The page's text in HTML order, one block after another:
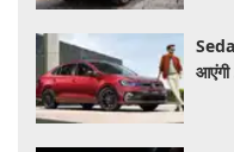
आएंगी